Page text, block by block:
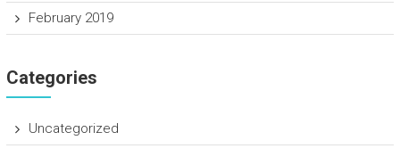
February 2019
Categories
Uncategorized